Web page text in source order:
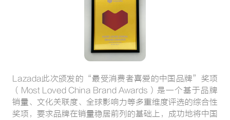
Lazada此次颁发的“最受消费者喜爱的中国品牌”奖项
（Most Loved China Brand Awards）是一个基于品牌
销量、文化关联度、全球影响力等多重维度评选的综合性
奖项，要求品牌在销量稳居前列的基础上，成功地将中国